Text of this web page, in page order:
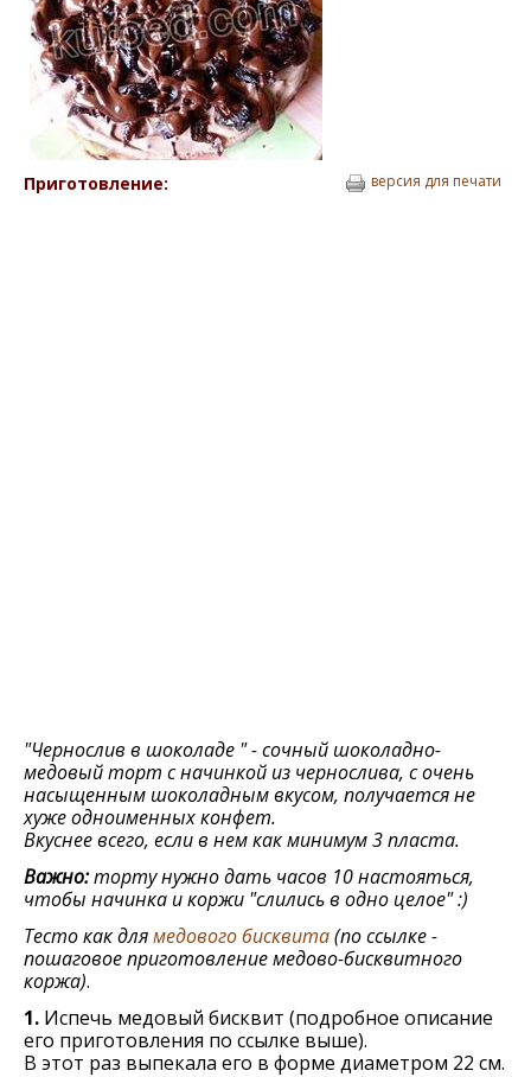
Приготовление: версия для печати
"Чернослив в шоколаде " - сочный шоколадно-
медовый торт с начинкой из чернослива, с очень
насыщенным шоколадным вкусом, получается не
хуже одноименных конфет.
Вкуснее всего, если в нем как минимум 3 пласта.
Важно:торту нужно дать часов 10 настояться,
чтобы начинка и коржи "слились в одно целое" :)
Тесто как длямедового бисквита(по ссылке -
пошаговое приготовление медово-бисквитного
коржа).
1. Испечь медовый бисквит (подробное описание
его приготовления по ссылке выше).
В этот раз выпекала его в форме диаметром 22 см.